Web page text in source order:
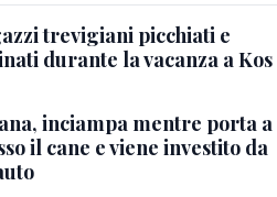
trevigiani picchiati e
durante la vacanza a Kos
inciampa mentre porta a
il cane e viene investito da